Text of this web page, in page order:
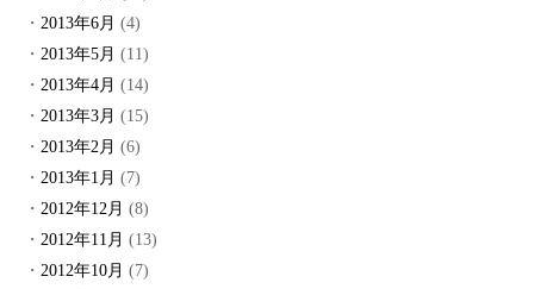
2013年6月 (4)
2013年5月 (11)
2013年4月 (14)
2013年3月 (15)
2013年2月 (6)
2013年1月 (7)
2012年12月 (8)
2012年11月 (13)
2012年10月 (7)